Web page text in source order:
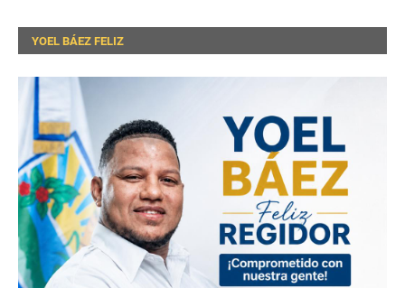
YOEL BÁEZ FELIZ